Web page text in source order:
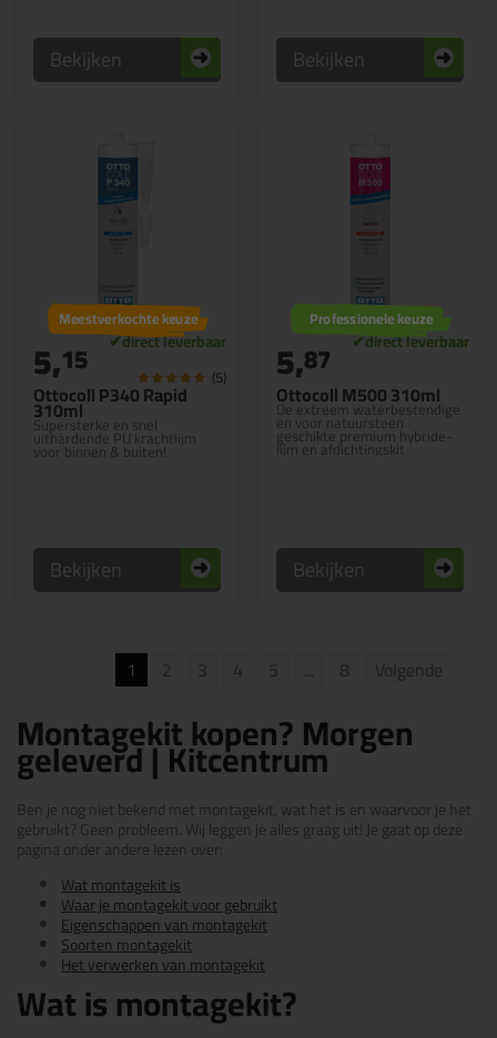
Bekijken Bekijken
Ottocoll P340 Rapid
310ml
Supersterke en snel
uithardende PU krachtlijm
voor binnen & buiten!
Meestverkochte keuze
5,15 (5)
Bekijken
Ottocoll M500 310ml
De extreem waterbestendige
en voor natuursteen
geschikte premium hybride-
lijm en afdichtingskit
Professionele keuze
5,87
Bekijken
1 2 3 4 5 8 Volgende
Montagekit kopen? Morgen
geleverd | Kitcentrum
Ben je nog niet bekend met montagekit, wat het is en waarvoor je het
gebruikt? Geen probleem. Wij leggen je alles graag uit! Je gaat op deze
pagina onder andere lezen over:
Wat montagekit is
Waar je montagekit voor gebruikt
Eigenschappen van montagekit
Soorten montagekit
Het verwerken van montagekit
Wat is montagekit?